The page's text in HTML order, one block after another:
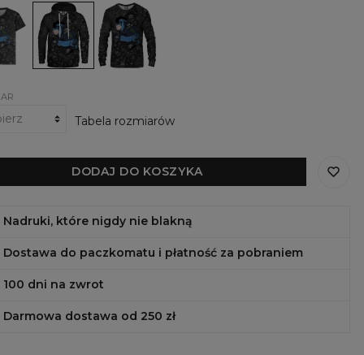
Damska
bluza
z
kapturem
Rock
and
Damska
bluza
Rock
and
Roll
Tabela rozmiarów
DODAJ DO KOSZYKA
Nadruki, które nigdy nie blakną
Dostawa do paczkomatu i płatność za pobraniem
100 dni na zwrot
Darmowa dostawa od 250 zł